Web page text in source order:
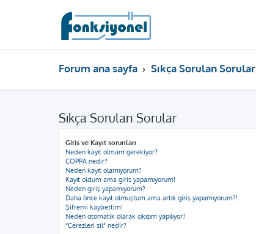
Forum ana sayfa Sıkça Sorulan Sorular
Sıkça Sorulan Sorular
Giriş ve Kayıt sorunları
Neden kayıt olmam gerekiyor?
COPPA nedir?
Neden kayıt olamıyorum?
Kayıt oldum ama giriş yapamıyorum!
Neden giriş yapamıyorum?
Daha önce kayıt olmuştum ama artık giriş yapamıyorum?!
Şifremi kaybettim!
Neden otomatik olarak çıkışım yapılıyor?
“Çerezleri sil” nedir?